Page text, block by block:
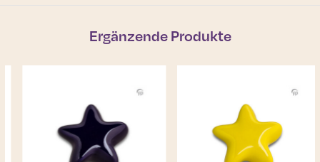
Ergänzende Produkte